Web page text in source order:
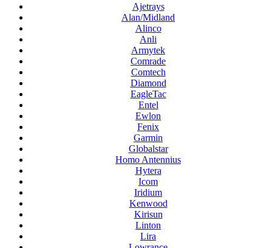
Ajetrays
Alan/Midland
Alinco
Anli
Armytek
Comrade
Comtech
Diamond
EagleTac
Entel
Ewlon
Fenix
Garmin
Globalstar
Homo Antennius
Hytera
Icom
Iridium
Kenwood
Kirisun
Linton
Lira